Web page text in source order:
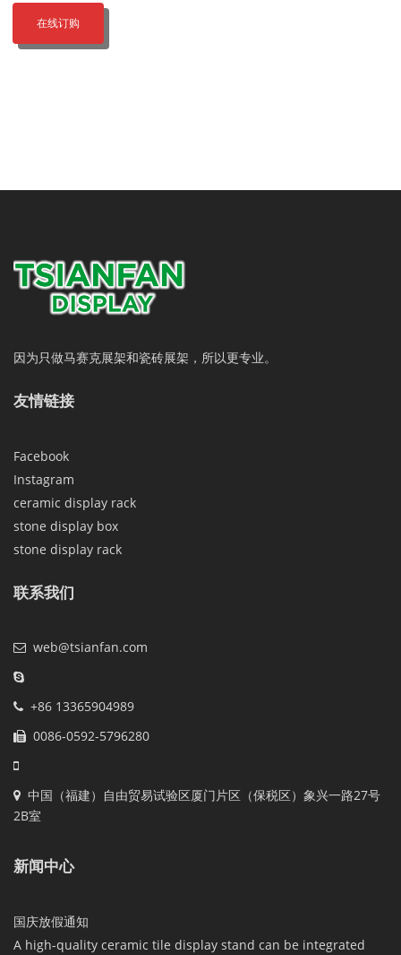
在线订购
因为只做马赛克展架和瓷砖展架，所以更专业。
友情链接
Facebook
Instagram
ceramic display rack
stone display box
stone display rack
联系我们
web@tsianfan.com
+86 13365904989
0086-0592-5796280
中国（福建）自由贸易试验区厦门片区（保税区）象兴一路27号
2B室
新闻中心
国庆放假通知
A high-quality ceramic tile display stand can be integrated